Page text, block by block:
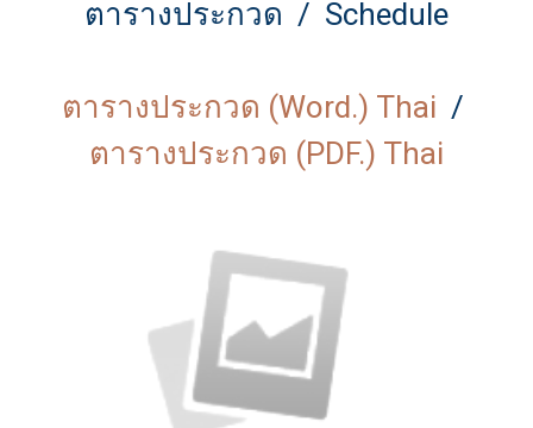
ตารางประกวด / Schedule
ตารางประกวด (Word.) Thai /
ตารางประกวด (PDF.) Thai